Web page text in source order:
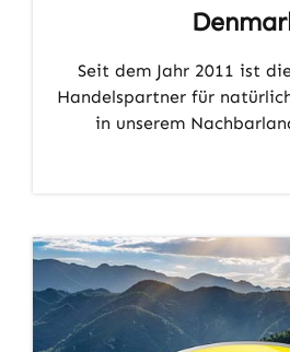
Seit dem Jahr 2011 ist
Handelspartner für
in unserem